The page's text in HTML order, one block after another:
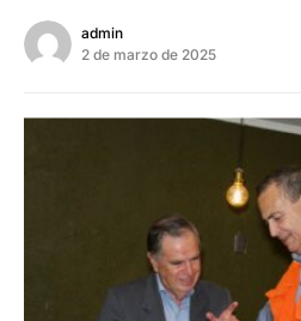
admin
2 de marzo de 2025